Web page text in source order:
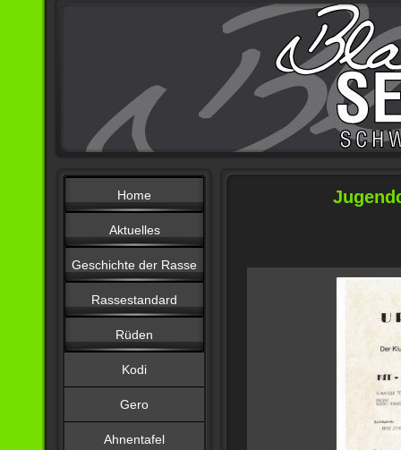
Home
Aktuelles
Geschichte der Rasse
Rassestandard
Rüden
Kodi
Gero
Ahnentafel